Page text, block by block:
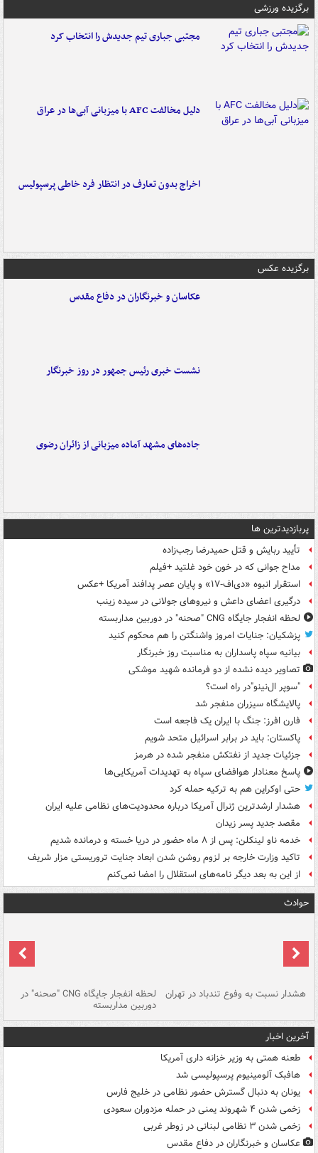
برگزیده ورزشی
مجتبی جباری تیم جدیدش را انتخاب کرد
دلیل مخالفت AFC با میزبانی آبی‌ها در عراق
اخراج بدون تعارف در انتظار فرد خاطی پرسپولیس
برگزیده عکس
عکاسان و خبرنگاران در دفاع مقدس
نشست خبری رئیس جمهور در روز خبرنگار
جاده‌های مشهد آماده میزبانی از زائران رضوی
پربازدیدترین ها
تأیید ربایش و قتل حمیدرضا رجب‌زاده
مداح جوانی که در خون خود غلتید +فیلم
استقرار انبوه «دی‌اف‑۱۷» و پایان عصر پدافند آمریکا +عکس
درگیری اعضای داعش و نیروهای جولانی در سیده زینب
لحظه انفجار جایگاه CNG "صحنه" در دوربین مداربسته
پزشکیان: جنایات امروز واشنگتن را هم محکوم کنید
بیانیه سپاه پاسداران به مناسبت روز خبرنگار
تصاویر دیده‌ نشده از دو فرمانده شهید موشکی
"سوپر ال‌نینو"در راه است؟
پالایشگاه سیزران منفجر شد
فارن افرز: جنگ با ایران یک فاجعه است
پاکستان: باید در برابر اسرائیل متحد شویم
جزئیات جدید از نفتکش منفجر شده در هرمز
پاسخ معنادار هوافضای سپاه به تهدیدات آمریکایی‌ها
حتی اوکراین هم به ترکیه حمله کرد
هشدار ارشدترین ژنرال آمریکا درباره محدودیت‌های نظامی علیه ایران
مقصد جدید پسر زیدان
خدمه ناو لینکلن: پس از ۸ ماه حضور در دریا خسته و درمانده‌ شدیم
تاکید وزارت خارجه بر لزوم روشن شدن ابعاد جنایت تروریستی مزار شریف
از این به بعد دیگر نامه‌های استقلال را امضا نمی‌کنم
حوادث
هشدار نسبت به وفوع تندباد در تهران لحظه انفجار جایگاه CNG "صحنه" در
دوربین مداربسته
آخرین اخبار
طعنه همتی به وزیر خزانه داری آمریکا
هافبک آلومینیوم پرسپولیسی شد
یونان به دنبال گسترش حضور نظامی در خلیج فارس
زخمی شدن ۴ شهروند یمنی در حمله مزدوران سعودی
زخمی شدن ۳ نظامی لبنانی در زوطر غربی
عکاسان و خبرنگاران در دفاع مقدس